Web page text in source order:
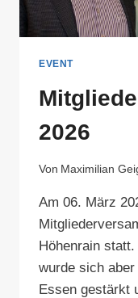
EVENT
2026
Von Maximilian
Am 06. März
Höhenrain statt.
wurde sich
Essen gestärkt